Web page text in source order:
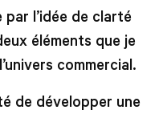
l’idée de clarté
éléments que je
commercial.
é de développer une